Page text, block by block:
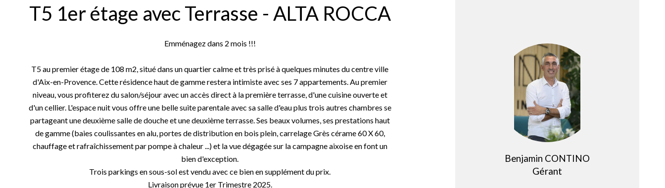
T5 1er étage avec Terrasse - ALTA ROCCA
Emménagez dans 2 mois !!!
T5 au premier étage de 108 m2, situé dans un quartier calme et très prisé à quelques minutes du centre ville
d'Aix-en-Provence. Cette résidence haut de gamme restera intimiste avec ses 7 appartements. Au premier
niveau, vous profiterez du salon/séjour avec un accès direct à la première terrasse, d'une cuisine ouverte et
d'un cellier. L'espace nuit vous offre une belle suite parentale avec sa salle d'eau plus trois autres chambres se
partageant une deuxième salle de douche et une deuxième terrasse. Ses beaux volumes, ses prestations haut
de gamme (baies coulissantes en alu, portes de distribution en bois plein, carrelage Grès cérame 60 X 60,
chauffage et rafraîchissement par pompe à chaleur ...) et la vue dégagée sur la campagne aixoise en font un
bien d'exception.
Trois parkings en sous-sol est vendu avec ce bien en supplément du prix.
Livraison prévue 1er Trimestre 2025.
Benjamin CONTINO
Gérant